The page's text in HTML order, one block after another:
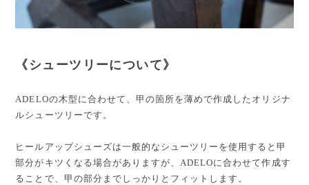
《シューツリーについて》
ADELOの木型に合わせて、甲の箇所を薄めで作成したオリジナ
ルシューツリーです。
ヒールアップシューズは一般的なシューツリーを使用すると甲
部分がキツくなる場合がありますが、ADELOに合わせて作成す
ることで、甲の部分までしっかりとフィットします。